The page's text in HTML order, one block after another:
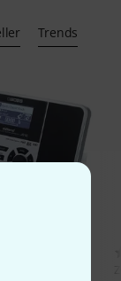
Trends